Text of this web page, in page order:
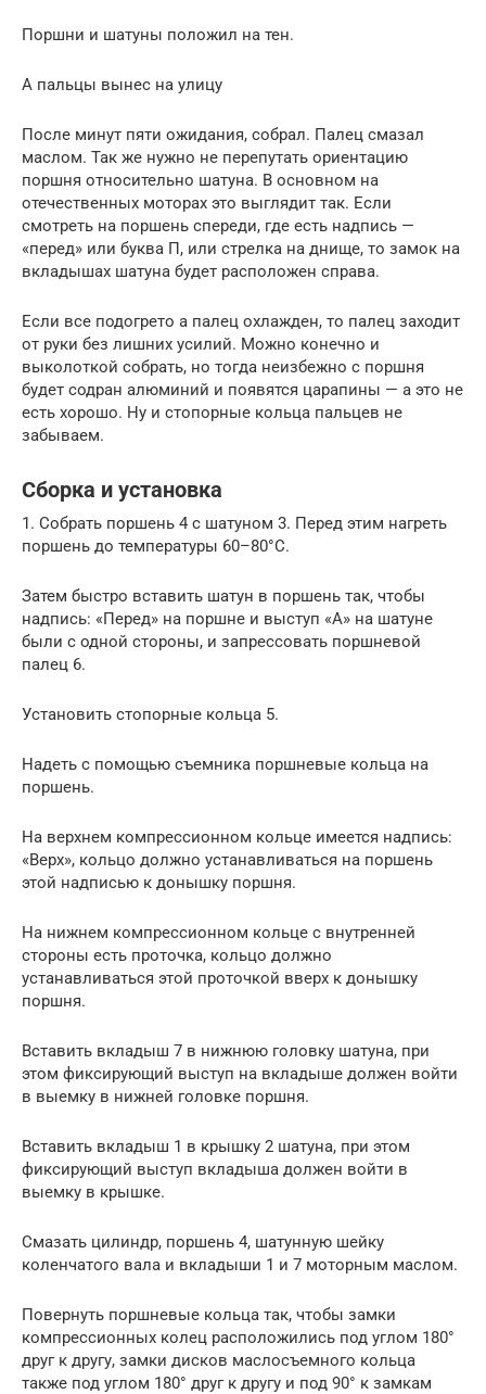
Поршни и шатуны положил на тен.
А пальцы вынес на улицу
После минут пяти ожидания, собрал. Палец смазал
маслом. Так же нужно не перепутать ориентацию
поршня относительно шатуна. В основном на
отечественных моторах это выглядит так. Если
смотреть на поршень спереди, где есть надпись —
«перед» или буква П, или стрелка на днище, то замок на
вкладышах шатуна будет расположен справа.
Если все подогрето а палец охлажден, то палец заходит
от руки без лишних усилий. Можно конечно и
выколоткой собрать, но тогда неизбежно с поршня
будет содран алюминий и появятся царапины — а это не
есть хорошо. Ну и стопорные кольца пальцев не
забываем.
Сборка и установка
1. Собрать поршень 4 с шатуном 3. Перед этим нагреть
поршень до температуры 60–80°С.
Затем быстро вставить шатун в поршень так, чтобы
надпись: «Перед» на поршне и выступ «А» на шатуне
были с одной стороны, и запрессовать поршневой
палец 6.
Установить стопорные кольца 5.
Надеть с помощью съемника поршневые кольца на
поршень.
На верхнем компрессионном кольце имеется надпись:
«Верх», кольцо должно устанавливаться на поршень
этой надписью к донышку поршня.
На нижнем компрессионном кольце с внутренней
стороны есть проточка, кольцо должно
устанавливаться этой проточкой вверх к донышку
поршня.
Вставить вкладыш 7 в нижнюю головку шатуна, при
этом фиксирующий выступ на вкладыше должен войти
в выемку в нижней головке поршня.
Вставить вкладыш 1 в крышку 2 шатуна, при этом
фиксирующий выступ вкладыша должен войти в
выемку в крышке.
Смазать цилиндр, поршень 4, шатунную шейку
коленчатого вала и вкладыши 1 и 7 моторным маслом.
Повернуть поршневые кольца так, чтобы замки
компрессионных колец расположились под углом 180°
друг к другу, замки дисков маслосъемного кольца
также под углом 180° друг к другу и под 90° к замкам